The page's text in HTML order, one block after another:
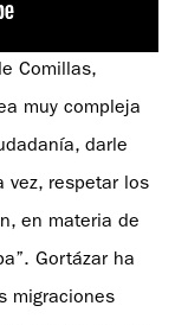
Comillas,
muy compleja
darle
vez, respetar los
en materia de
Gortázar ha
migraciones